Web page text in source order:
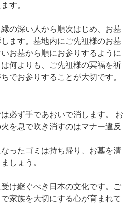
す。
の深い人から順次はじめ、お墓
ます。墓地内にご先祖様のお墓
お墓から順にお参りするように
何よりも、ご先祖様の冥福を祈
でお参りすることが大切です。
必ず手であおいで消します。 お
を息で吹き消すのはマナー違反
ったゴミは持ち帰り、お墓を清
しょう。
け継ぐべき日本の文化です。ご
家族を大切にする心が育まれて